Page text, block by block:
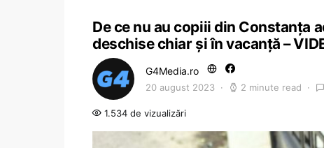
De ce nu au copiii din Constanța
deschise chiar și în vacanță –
G4Media.ro
20 august 2023 2 minute read
1.534 de vizualizări